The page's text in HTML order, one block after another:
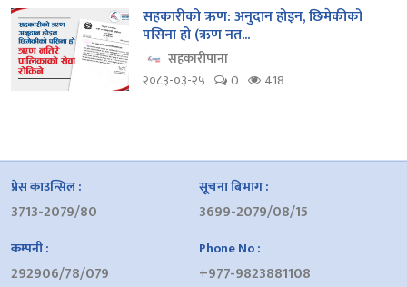
सहकारीको ऋण: अनुदान होइन, छिमेकीको
पसिना हो (ऋण नत...
सहकारीपाना
२०८३-०३-२५
0 418
प्रेस काउन्सिल :
3713-2079/80
सूचना बिभाग :
3699-2079/08/15
कम्पनी :
292906/78/079
Phone No :
+977-9823881108